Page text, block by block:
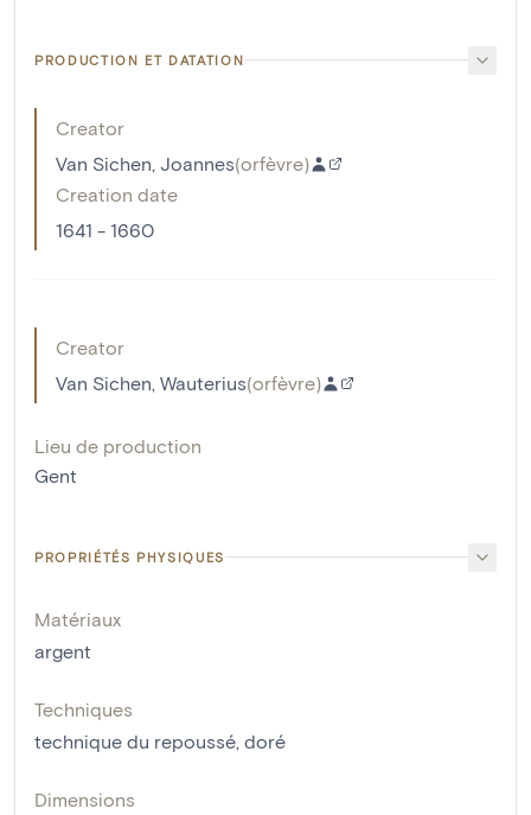
PRODUCTION ET DATATION
Creator
Van Sichen, Joannes(orfèvre)
Creation date
1641 - 1660
Creator
Van Sichen, Wauterius(orfèvre)
Lieu de production
Gent
PROPRIÉTÉS PHYSIQUES
Matériaux
argent
Techniques
technique du repoussé doré
Dimensions